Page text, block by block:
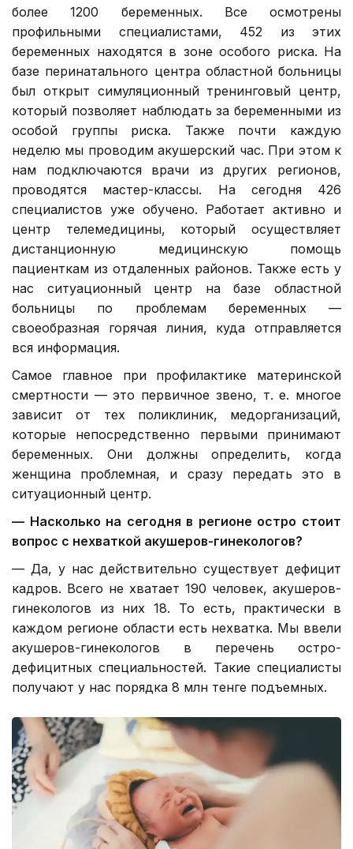
более 1200 беременных. Все осмотрены
профильными специалистами, 452 из этих
беременных находятся в зоне особого риска. На
базе перинатального центра областной больницы
был открыт симуляционный тренинговый центр,
который позволяет наблюдать за беременными из
особой группы риска. Также почти каждую
неделю мы проводим акушерский час. При этом к
нам подключаются врачи из других регионов,
проводятся мастер-классы. На сегодня 426
специалистов уже обучено. Работает активно и
центр телемедицины, который осуществляет
дистанционную медицинскую помощь
пациенткам из отдаленных районов. Также есть у
нас ситуационный центр на базе областной
больницы по проблемам беременных —
своеобразная горячая линия, куда отправляется
вся информация.
Самое главное при профилактике материнской
смертности — это первичное звено, т. е. многое
зависит от тех поликлиник, медорганизаций,
которые непосредственно первыми принимают
беременных. Они должны определить, когда
женщина проблемная, и сразу передать это в
ситуационный центр.
— Насколько на сегодня в регионе остро стоит
вопрос с нехваткой акушеров-гинекологов?
— Да, у нас действительно существует дефицит
кадров. Всего не хватает 190 человек, акушеров-
гинекологов из них 18. То есть, практически в
каждом регионе области есть нехватка. Мы ввели
акушеров-гинекологов в перечень остро-
дефицитных специальностей. Такие специалисты
получают у нас порядка 8 млн тенге подъемных.